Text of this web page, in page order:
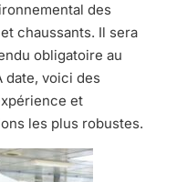
des
chaussants. Il sera
obligatoire au
date, voici des
et
les plus robustes.